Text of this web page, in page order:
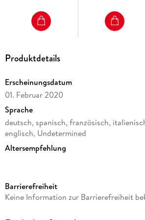
für Erwachsene und
Kinder ab 6 Jahren
Produktdetails
Erscheinungsdatum
01. Februar 2020
Sprache
deutsch, spanisch, französisch,
englisch, Undetermined
Altersempfehlung
3D Puzzles (Ravensburger)
Verlag/Hersteller
Barrierefreiheit
Keine Information zur Barrierefreiheit